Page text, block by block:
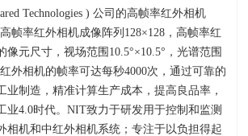
Technologies ) 公司的高帧率红外相机
帧率红外相机成像阵列 128×128 ，高帧率红
像元尺寸，视场范围 10.5°×10.5°，光谱范围
外相机的帧率可达每秒4000次，通过可靠的
业制造，精准计算生产成本，提高良品率，
业4.0时代。NIT致力于研发用于控制和监测
相机和中红外相机系统；专注于以负担得起